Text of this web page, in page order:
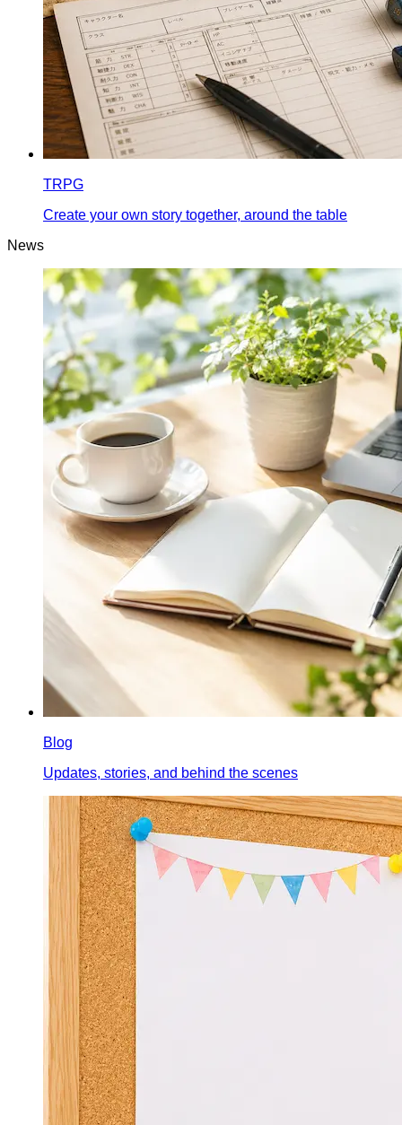
TRPG
Create your own story together, around the table
News
Blog
Updates, stories, and behind the scenes